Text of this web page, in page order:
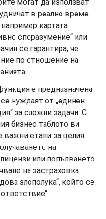
могат да използват
в реално време
картата
споразумение“ или
се гарантира, че
по отношение на
е предназначена
нуждаят от „единен
за сложни задачи. С
бизнес таблото ви
важни етапи за целия
на
или попълването
на застраховка
злополука“, който се